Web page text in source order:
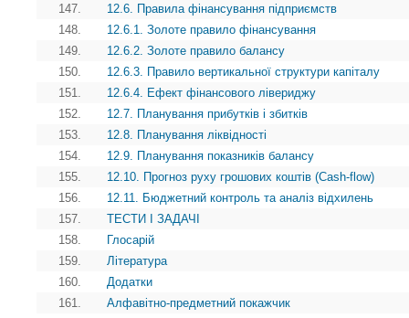
147.
12.6. Правила фінансування підприємств
148.
12.6.1. Золоте правило фінансування
149.
12.6.2. Золоте правило балансу
150.
12.6.3. Правило вертикальної структури капіталу
151.
12.6.4. Ефект фінансового лівериджу
152.
12.7. Планування прибутків і збитків
153.
12.8. Планування ліквідності
154.
12.9. Планування показників балансу
155.
12.10. Прогноз руху грошових коштів (Cash-flow)
156.
12.11. Бюджетний контроль та аналіз відхилень
157.
ТЕСТИ І ЗАДАЧІ
158.
Глосарій
159.
Література
160.
Додатки
161.
Алфавітно-предметний покажчик